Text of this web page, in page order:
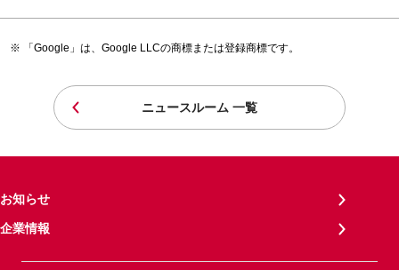
「Google」は、Google LLCの商標または登録商標です。
ニュースルーム 一覧
お知らせ
企業情報